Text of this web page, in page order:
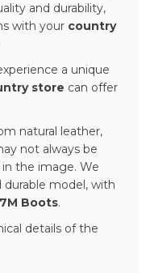
and durability,
with your country
a unique
store can offer
natural leather,
not always be
the image. We
durable model, with
7M Boots.
details of the